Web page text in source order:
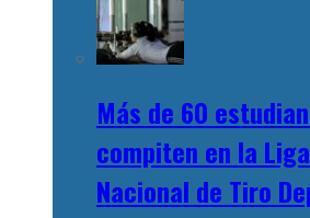
Más de 60
compiten en la
Nacional de Tiro